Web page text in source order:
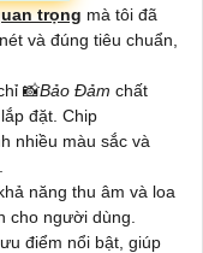
trọng mà tôi đã
và đúng tiêu chuẩn,
📸Bảo Đảm chất
đặt. Chip
nhiều màu sắc và
năng thu âm và loa
cho người dùng.
điểm nổi bật, giúp